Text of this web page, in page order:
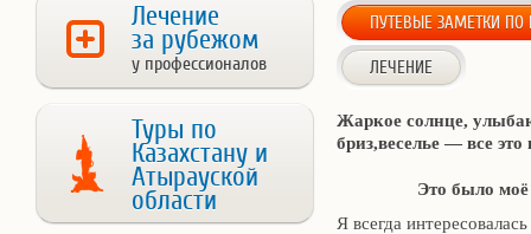
Лечение
за рубежом
у профессионалов
Туры по
Казахстану и
Атырауской
области
ПУТЕВЫЕ ЗАМЕТКИ ПО
ЛЕЧЕНИЕ
Жаркое солнце,
бриз,веселье — все
Это было моё
Я всегда